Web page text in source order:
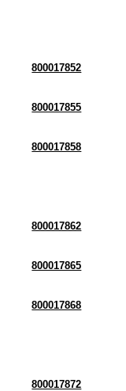
800017852
800017855
800017858
800017862
800017865
800017868
800017872